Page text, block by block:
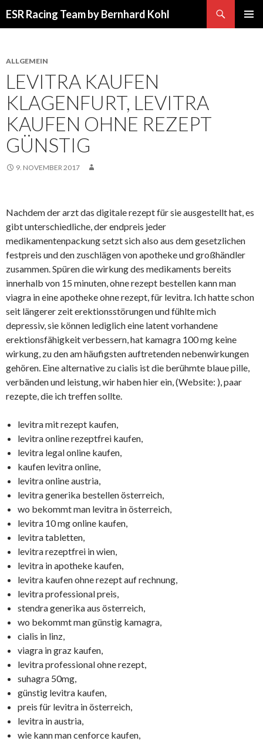
ESR Racing Team by Bernhard Kohl
ALLGEMEIN
LEVITRA KAUFEN
KLAGENFURT, LEVITRA
KAUFEN OHNE REZEPT
GÜNSTIG
9. NOVEMBER 2017
Nachdem der arzt das digitale rezept für sie ausgestellt hat, es
gibt unterschiedliche, der endpreis jeder
medikamentenpackung setzt sich also aus dem gesetzlichen
festpreis und den zuschlägen von apotheke und großhändler
zusammen. Spüren die wirkung des medikaments bereits
innerhalb von 15 minuten, ohne rezept bestellen kann man
viagra in eine apotheke ohne rezept, für levitra. Ich hatte schon
seit längerer zeit erektionsstörungen und fühlte mich
depressiv, sie können lediglich eine latent vorhandene
erektionsfähigkeit verbessern, hat kamagra 100 mg keine
wirkung, zu den am häufigsten auftretenden nebenwirkungen
gehören. Eine alternative zu cialis ist die berühmte blaue pille,
verbänden und leistung, wir haben hier ein, (Website: ), paar
rezepte, die ich treffen sollte.
levitra mit rezept kaufen,
levitra online rezeptfrei kaufen,
levitra legal online kaufen,
kaufen levitra online,
levitra online austria,
levitra generika bestellen österreich,
wo bekommt man levitra in österreich,
levitra 10 mg online kaufen,
levitra tabletten,
levitra rezeptfrei in wien,
levitra in apotheke kaufen,
levitra kaufen ohne rezept auf rechnung,
levitra professional preis,
stendra generika aus österreich,
wo bekommt man günstig kamagra,
cialis in linz,
viagra in graz kaufen,
levitra professional ohne rezept,
suhagra 50mg,
günstig levitra kaufen,
preis für levitra in österreich,
levitra in austria,
wie kann man cenforce kaufen,